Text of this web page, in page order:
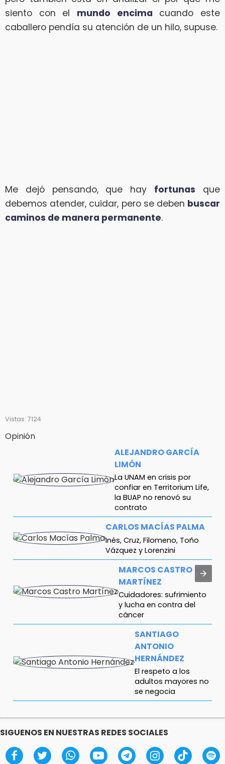
siento con el mundo encima cuando este
caballero pendía su atención de un hilo, supuse.
Me dejó pensando, que hay fortunas que
debemos atender, cuidar, pero se deben buscar
caminos de manera permanente.
Vistas: 7124
Opinión
ALEJANDRO GARCÍA
LIMÓN
La UNAM en crisis por
confiar en Territorium Life,
la BUAP no renovó su
contrato
CARLOS MACÍAS PALMA
Inés, Cruz, Filomeno, Toño
Vázquez y Lorenzini
MARCOS CASTRO
MARTÍNEZ
Cuidadores: sufrimiento
y lucha en contra del
cáncer
SANTIAGO
ANTONIO
HERNÁNDEZ
El respeto a los
adultos mayores no
se negocia
Gestas de capitán
SIGUENOS EN NUESTRAS REDES SOCIALES